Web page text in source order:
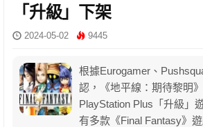
「升級」下架
2024-05-02 9445
根據Eurogamer、
認，《地平線：期待黎明
PlayStation Plus「升級」
有多款《Final Fantasy》